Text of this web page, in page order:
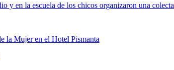
y en la escuela de los chicos organizaron una colecta
la Mujer en el Hotel Pismanta